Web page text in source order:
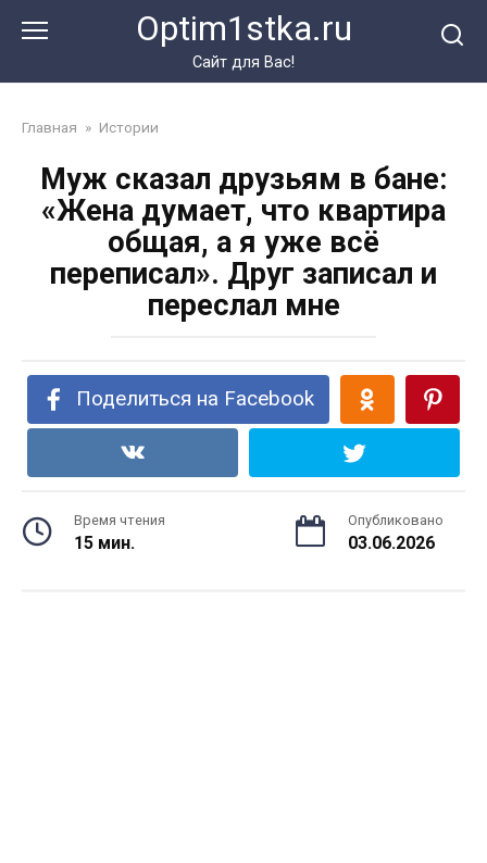
Optim1stka.ru
Сайт для Вас!
Главная » Истории
Муж сказал друзьям в бане:
«Жена думает, что квартира
общая, а я уже всё
переписал». Друг записал и
переслал мне
Поделиться на Facebook
Время чтения
15 мин.
Опубликовано
03.06.2026